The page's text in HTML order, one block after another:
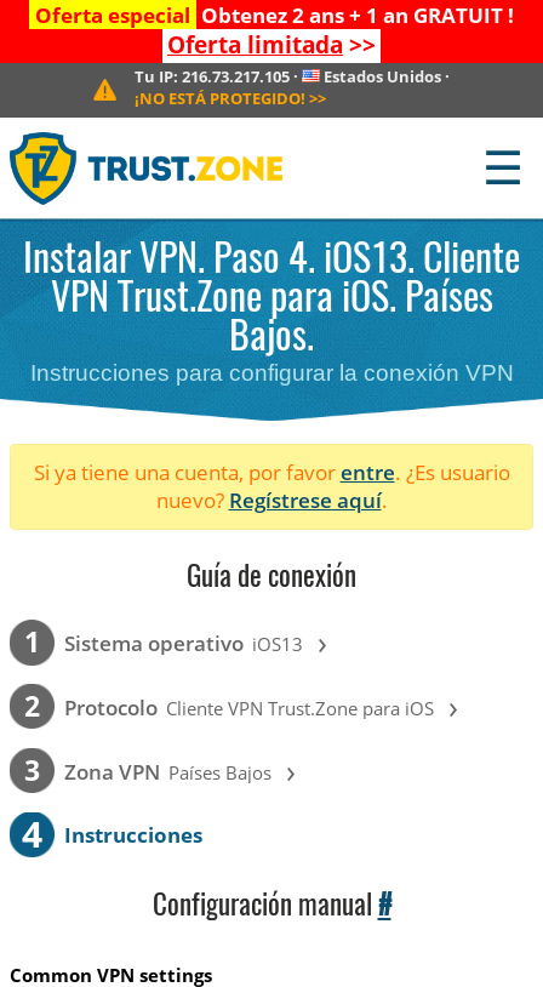
Oferta especial Obtenez 2 ans + 1 an GRATUIT !
Oferta limitada >>
Tu IP: 216.73.217.105· Estados Unidos ·
¡NO ESTÁ PROTEGIDO! >>
☰
Instalar VPN. Paso 4. iOS13. Cliente
VPN Trust.Zone para iOS. Países
Bajos.
Instrucciones para configurar la conexión VPN
Si ya tiene una cuenta, por favorentre. ¿Es usuario
nuevo? Regístrese aquí.
Guía de conexión
1 Sistema operativo iOS13 ›
2 Protocolo Cliente VPN Trust.Zone para iOS ›
3 Zona VPN Países Bajos ›
4 Instrucciones
Configuración manual #
Common VPN settings